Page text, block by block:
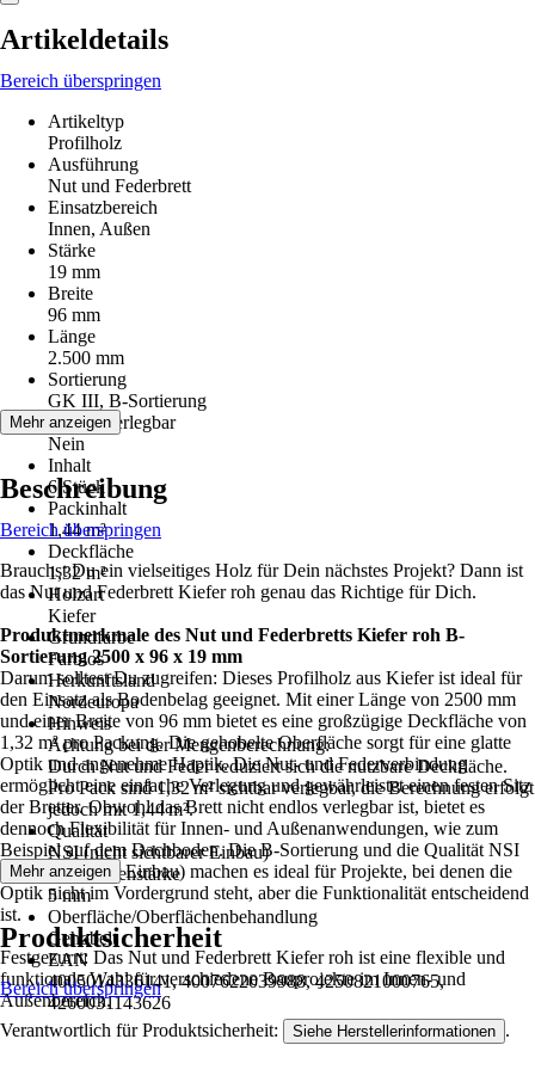
Artikeldetails
Bereich überspringen
Artikeltyp
Profilholz
Ausführung
Nut und Federbrett
Einsatzbereich
Innen, Außen
Stärke
19 mm
Breite
96 mm
Länge
2.500 mm
Sortierung
GK III, B-Sortierung
Endlos verlegbar
Nein
Inhalt
6 Stück
Packinhalt
1,44 m²
Deckfläche
1,32 m²
Holzart
Kiefer
Grundfarbe
Farblos
Herkunftsland
Nordeuropa
Hinweis
Achtung bei der Mengenberechnung:
Durch Nut und Feder reduziert sich die nutzbare Deckfläche.
Pro Pack sind 1,32 m² sichtbar verlegbar, die Berechnung erfolgt
jedoch mit 1,44 m².
Qualität
NSI (nicht sichtbarer Einbau)
Nutwangenstärke
5 mm
Oberfläche/Oberflächenbehandlung
Gehobelt
EAN
4005014336141, 4007622039988, 4250821000765,
4260031143626
Mehr anzeigen
Beschreibung
Bereich überspringen
Brauchst Du ein vielseitiges Holz für Dein nächstes Projekt? Dann ist
das Nut und Federbrett Kiefer roh genau das Richtige für Dich.
Produktmerkmale des Nut und Federbretts Kiefer roh B-
Sortierung 2500 x 96 x 19 mm
Darum solltest Du zugreifen: Dieses Profilholz aus Kiefer ist ideal für
den Einsatz als Bodenbelag geeignet. Mit einer Länge von 2500 mm
und einer Breite von 96 mm bietet es eine großzügige Deckfläche von
1,32 m² pro Packung. Die gehobelte Oberfläche sorgt für eine glatte
Optik und angenehme Haptik. Die Nut- und Federverbindung
ermöglicht eine einfache Verlegung und gewährleistet einen festen Sitz
der Bretter. Obwohl das Brett nicht endlos verlegbar ist, bietet es
dennoch Flexibilität für Innen- und Außenanwendungen, wie zum
Beispiel auf dem Dachboden. Die B-Sortierung und die Qualität NSI
(nicht sichtbarer Einbau) machen es ideal für Projekte, bei denen die
Optik nicht im Vordergrund steht, aber die Funktionalität entscheidend
ist.
Festgezurrt: Das Nut und Federbrett Kiefer roh ist eine flexible und
funktionale Wahl für verschiedene Bauprojekte im Innen- und
Außenbereich.
Mehr anzeigen
Produktsicherheit
Bereich überspringen
Verantwortlich für Produktsicherheit: Siehe Herstellerinformationen .